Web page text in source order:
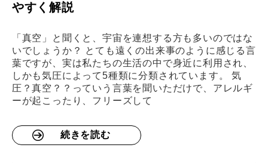
やすく解説
「真空」と聞くと、宇宙を連想する方も多いのではな
いでしょうか？ とても遠くの出来事のように感じる言
葉ですが、実は私たちの生活の中で身近に利用され、
しかも気圧によって5種類に分類されています。 気
圧？真空？？っていう言葉を聞いただけで、アレルギ
ーが起こったり、フリーズして
続きを読む